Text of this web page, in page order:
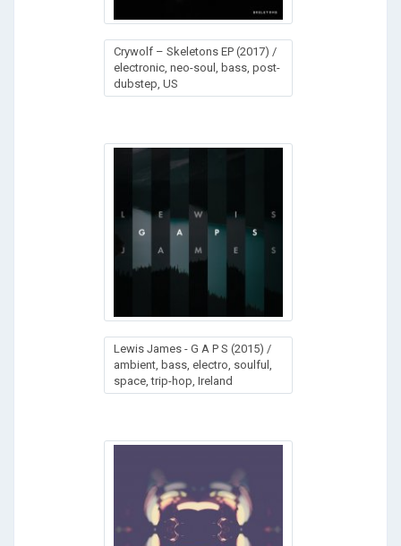
Crywolf – Skeletons EP (2017) /
electronic, neo-soul, bass, post-
dubstep, US
Lewis James - G A P S (2015) /
ambient, bass, electro, soulful,
space, trip-hop, Ireland